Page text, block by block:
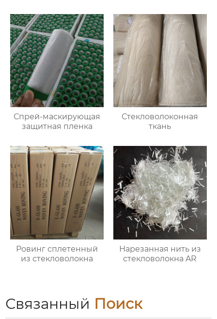
Спрей-маскирующая
защитная пленка
Стекловолоконная
ткань
Ровинг сплетенный
из стекловолокна
Нарезанная нить из
стекловолокна AR
Связанный Поиск